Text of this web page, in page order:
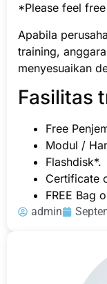
*Please feel
Apabila
training,
menyesuaikan
Fasilitas
Free
Modul /
Flashdisk*.
Certificate
FREE Bag
admin